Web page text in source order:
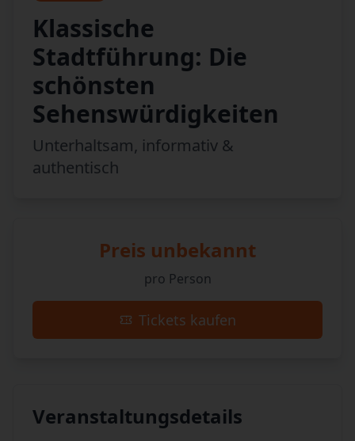
Klassische
Stadtführung: Die
schönsten
Sehenswürdigkeiten
Unterhaltsam, informativ &
authentisch
Preis unbekannt
pro Person
Tickets kaufen
Veranstaltungsdetails